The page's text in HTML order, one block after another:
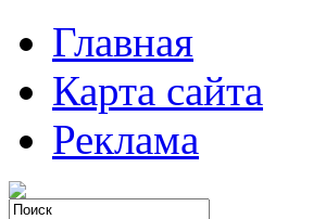
Главная
Карта сайта
Реклама